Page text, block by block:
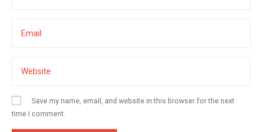
Save my name, email, and website in this browser for the next
time I comment.